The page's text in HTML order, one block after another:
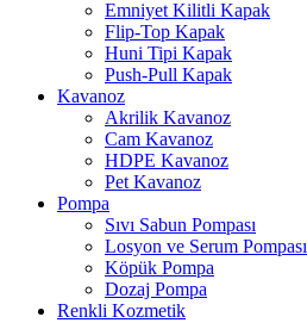
Emniyet Kilitli Kapak
Flip-Top Kapak
Huni Tipi Kapak
Push-Pull Kapak
Kavanoz
Akrilik Kavanoz
Cam Kavanoz
HDPE Kavanoz
Pet Kavanoz
Pompa
Sıvı Sabun Pompası
Losyon ve Serum Pompası
Köpük Pompa
Dozaj Pompa
Renkli Kozmetik